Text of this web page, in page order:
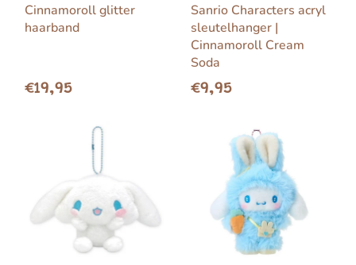
Cinnamoroll glitter
haarband
€19,95
Sanrio Characters acryl
sleutelhanger |
Cinnamoroll Cream
Soda
€9,95